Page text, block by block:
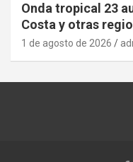
Onda tropical 23
Costa y otras
1 de agosto de 2026